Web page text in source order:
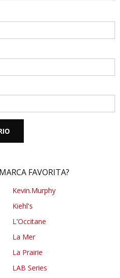
FAVORITA?
Kevin.Murphy
Kiehl's
L'Occitane
La Mer
La Prairie
LAB Series